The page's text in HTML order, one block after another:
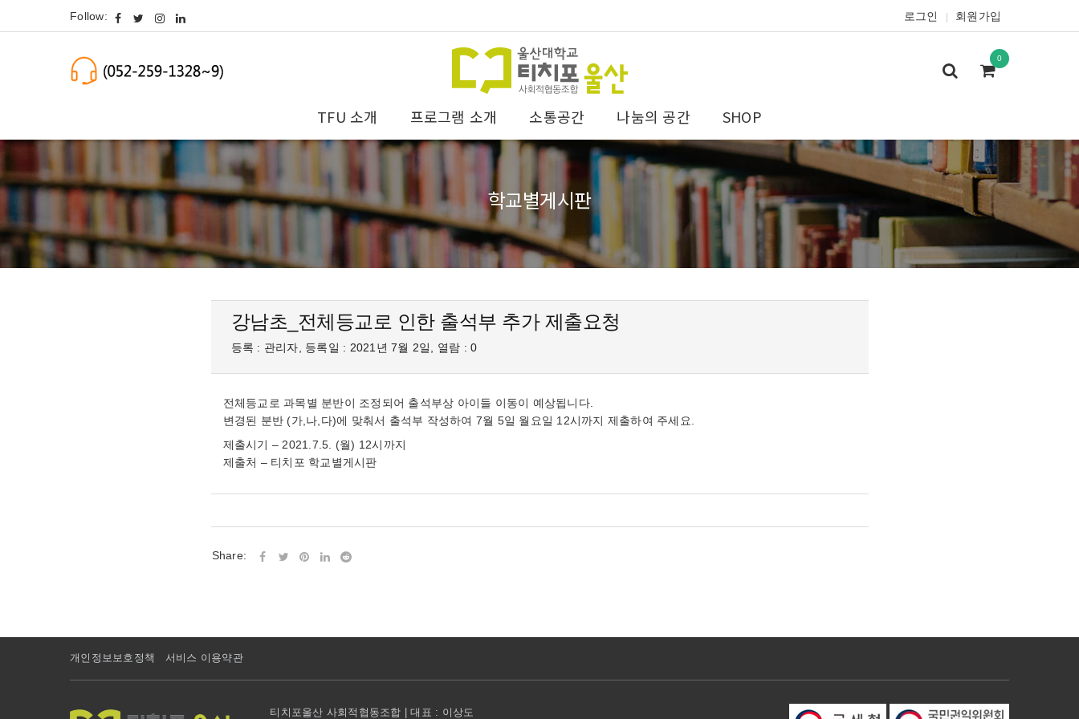
Follow: 로그인 회원가입
0
TFU 소개 프로그램 소개 소통공간 나눔의 공간 SHOP
학교별게시판
강남초_전체등교로 인한 출석부 추가 제출요청
등록 : 관리자, 등록일 : 2021년 7월 2일, 열람 : 0
전체등교로 과목별 분반이 조정되어 출석부상 아이들 이동이 예상됩니다.
변경된 분반 (가,나,다)에 맞춰서 출석부 작성하여 7월 5일 월요일 12시까지 제출하여 주세요.
제출시기 – 2021.7.5. (월) 12시까지
제출처 – 티치포 학교별게시판
Share:
개인정보보호정책 서비스 이용약관
티치포울산 사회적협동조합 | 대표 : 이상도